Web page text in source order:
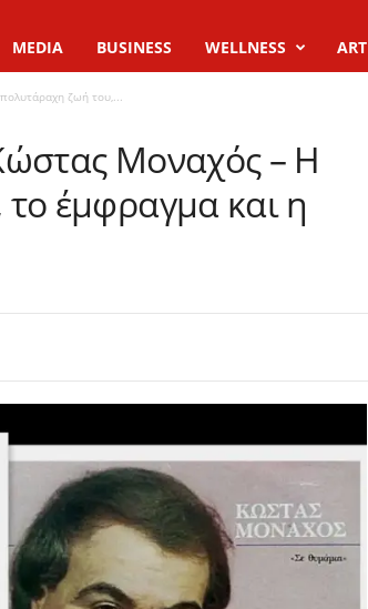
MEDIA BUSINESS WELLNESS ART
ζωή του,...
Μοναχός – Η
έμφραγμα και η